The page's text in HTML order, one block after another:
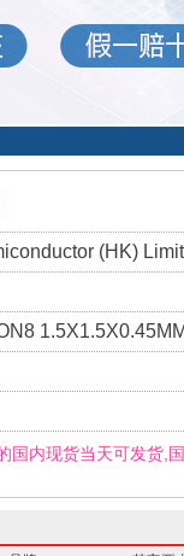
(HK)
1.5X1.5X0.45MM
国内现货当天可发货,